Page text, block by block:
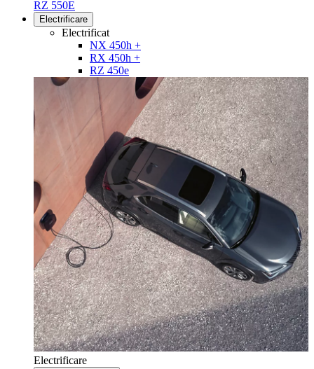
RZ 550E
Electrificare
Electrificat
NX 450h +
RX 450h +
RZ 450e
Electrificare